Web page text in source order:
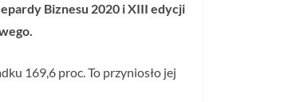
Biznesu 2020 i XIII edycji
169,6 proc. To przyniosło jej